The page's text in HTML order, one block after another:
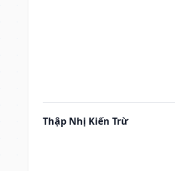
Thập Nhị Kiến Trừ